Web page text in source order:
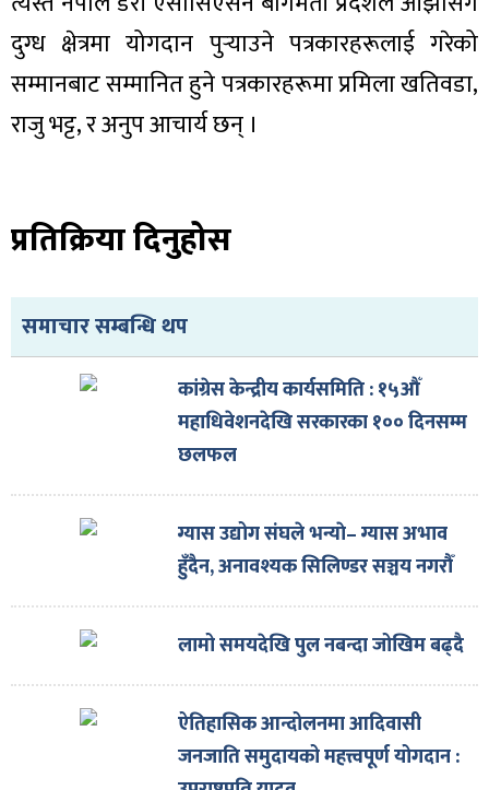
दुग्ध क्षेत्रमा योगदान पुर्‍याउने पत्रकारहरूलाई गरेको
सम्मानबाट सम्मानित हुने पत्रकारहरूमा प्रमिला खतिवडा,
राजु भट्ट, र अनुप आचार्य छन् ।
प्रतिक्रिया दिनुहोस
समाचार सम्बन्धि थप
कांग्रेस केन्द्रीय कार्यसमिति : १५औँ
महाधिवेशनदेखि सरकारका १०० दिनसम्म
छलफल
ग्यास उद्योग संघले भन्याे– ग्यास अभाव
हुँदैन, अनावश्यक सिलिण्डर सञ्चय नगरौँ
लामो समयदेखि पुल नबन्दा जोखिम बढ्दै
ऐतिहासिक आन्दोलनमा आदिवासी
जनजाति समुदायको महत्त्वपूर्ण योगदान :